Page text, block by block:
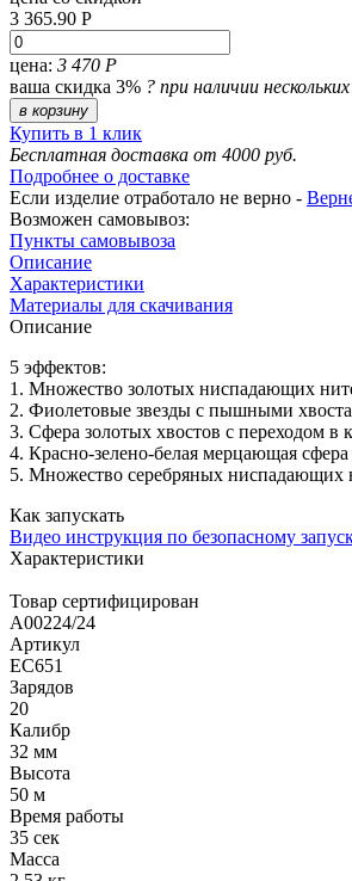
3 365.90 Р
цена: 3 470 Р
ваша скидка 3% ? при наличии
в корзину
Купить в 1 клик
Бесплатная доставка от 4000 руб.
Подробнее о доставке
Если изделие отработало не верно -
Возможен самовывоз:
Пункты самовывоза
Описание
Характеристики
Материалы для скачивания
Описание
5 эффектов:
1. Множество золотых ниспадающих
2. Фиолетовые звезды с пышными
3. Сфера золотых хвостов с переходом в
4. Красно-зелено-белая мерцающая
5. Множество серебряных ниспадающих
Как запускать
Видео инструкция по безопасному
Характеристики
Товар сертифицирован
A00224/24
Артикул
ЕС651
Зарядов
20
Калибр
32 мм
Высота
50 м
Время работы
35 сек
Масса